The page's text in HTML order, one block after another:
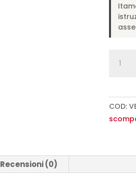
140
divano
COD:
Recensioni (0)